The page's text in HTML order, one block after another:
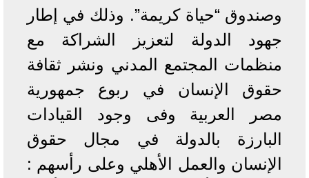
وصندوق “حياة كريمة”. وذلك في إطار
جهود الدولة لتعزيز الشراكة مع
منظمات المجتمع المدني ونشر ثقافة
حقوق الإنسان في ربوع جمهورية
مصر العربية وفى وجود القيادات
البارزة بالدولة في مجال حقوق
الإنسان والعمل الأهلي وعلى رأسهم :